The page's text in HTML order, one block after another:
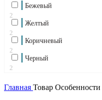
Бежевый
2
Желтый
2
Коричневый
2
Черный
2
Главная Товар Особенности